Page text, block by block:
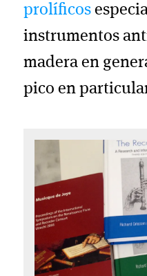
prolíficos
instrumentos
madera en
pico en